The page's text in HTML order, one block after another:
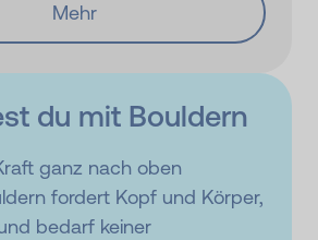
Mehr
du mit Bouldern
ganz nach oben
fordert Kopf und Körper,
bedarf keiner